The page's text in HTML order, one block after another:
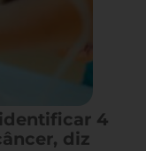
4
diz